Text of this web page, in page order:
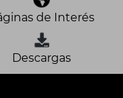
de Interés
Descargas